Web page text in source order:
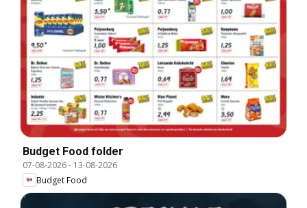
Budget Food folder
07-08-2026- 13-08-2026
Budget Food